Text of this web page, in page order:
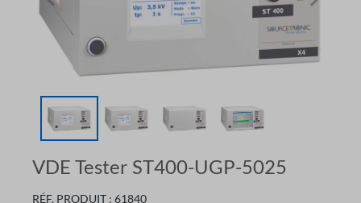
VDE Tester ST400-UGP-5025
RÉF. PRODUIT : 61840